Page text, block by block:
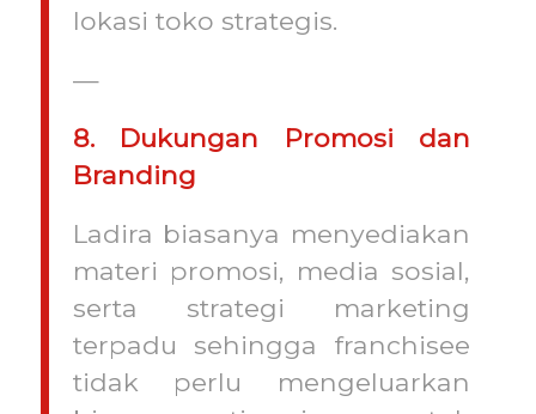
lokasi toko strategis.
—
8. Dukungan Promosi dan
Branding
Ladira biasanya menyediakan
materi promosi, media sosial,
serta strategi marketing
terpadu sehingga franchisee
tidak perlu mengeluarkan